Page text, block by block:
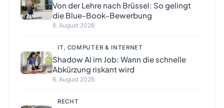
Von der Lehre nach Brüssel: So gelingt
die Blue-Book-Bewerbung
6. August 2026
IT, COMPUTER & INTERNET
Shadow AI im Job: Wann die schnelle
Abkürzung riskant wird
6. August 2026
RECHT